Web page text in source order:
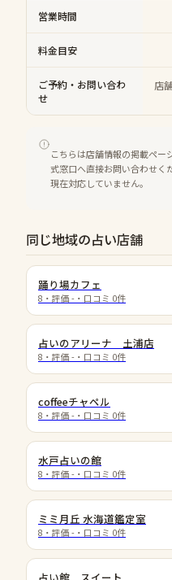
営業時間
料金目安
ご予約・お問い合わ
せ
店
こちらは店舗情報の掲載ペー
式窓口へ直接お問い合わせく
現在対応していません。
同じ地域の占い店舗
​踊り場カフェ
8 ・評価 - ・口コミ 0件
占いのアリーナ 土浦店
8 ・評価 - ・口コミ 0件
coffeeチャペル
8 ・評価 - ・口コミ 0件
水戸占いの館
8 ・評価 - ・口コミ 0件
ミミ月丘 水海道鑑定室
8 ・評価 - ・口コミ 0件